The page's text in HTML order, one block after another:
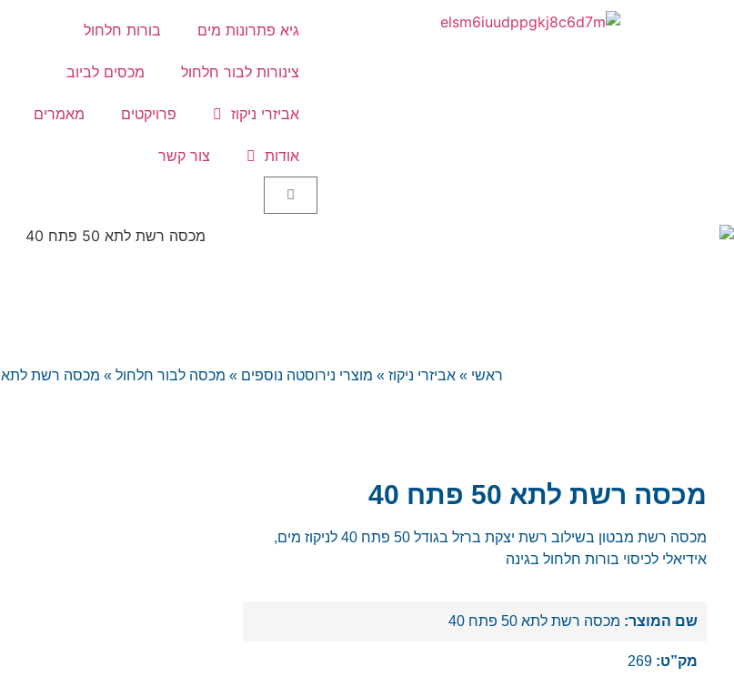
גיא פתרונות מים בורות חלחול
צינורות לבור חלחול מכסים לביוב
אביזרי ניקוז פרויקטים מאמרים
אודות צור קשר
ראשי » אביזרי ניקוז » מוצרי נירוסטה נוספים » מכסה לבור חלחול » מכסה רשת לתא 50 פתח 40
מכסה רשת לתא 50 פתח 40
מכסה רשת מבטון בשילוב רשת יצקת ברזל בגודל 50 פתח 40 לניקוז מים,
אידיאלי לכיסוי בורות חלחול בגינה
שם המוצר: מכסה רשת לתא 50 פתח 40
מק”ט: 269